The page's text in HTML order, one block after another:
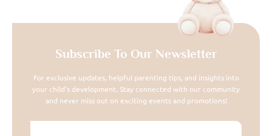
Subscribe To Our Newsletter
For exclusive updates, helpful parenting tips, and insights into
your child's development. Stay connected with our community
and never miss out on exciting events and promotions!